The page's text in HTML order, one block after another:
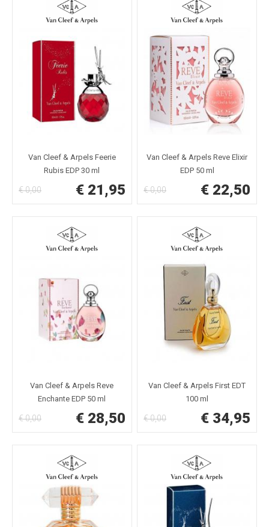
Van Cleef & Arpels Feerie
Rubis EDP 30 ml
€ 0,00 € 21,95
Van Cleef & Arpels Reve Elixir
EDP 50 ml
€ 0,00 € 22,50
Van Cleef & Arpels Reve
Enchante EDP 50 ml
€ 0,00 € 28,50
Van Cleef & Arpels First EDT
100 ml
€ 0,00 € 34,95